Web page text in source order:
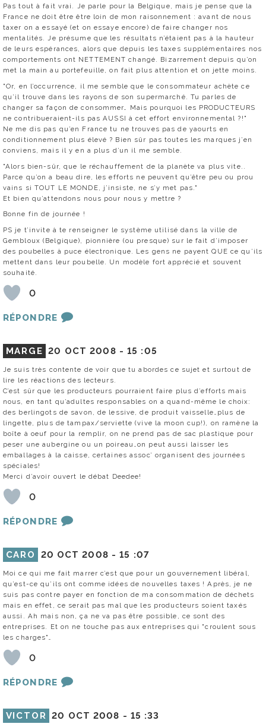
Pas tout à fait vrai. Je parle pour la Belgique, mais je pense que la
France ne doit être être loin de mon raisonnement : avant de nous
taxer on a essayé (et on essaye encore) de faire changer nos
mentalités. Je présume que les résultats n’étaient pas à la hauteur
de leurs espérances, alors que depuis les taxes supplémentaires nos
comportements ont NETTEMENT changé. Bizarrement depuis qu’on
met la main au portefeuille, on fait plus attention et on jette moins.
"Or, en l’occurrence, il me semble que le consommateur achète ce
qu’il trouve dans les rayons de son supermarché. Tu parles de
changer sa façon de consommer… Mais pourquoi les PRODUCTEURS
ne contribueraient-ils pas AUSSI à cet effort environnemental ?!"
Ne me dis pas qu’en France tu ne trouves pas de yaourts en
conditionnement plus élevé ? Bien sûr pas toutes les marques j’en
conviens, mais il y en a plus d’un il me semble.
"Alors bien-sûr, que le réchauffement de la planète va plus vite..
Parce qu’on a beau dire, les efforts ne peuvent qu’être peu ou prou
vains si TOUT LE MONDE, j’insiste, ne s’y met pas."
Et bien qu’attendons nous pour nous y mettre ?
Bonne fin de journée !
PS je t’invite à te renseigner le système utilisé dans la ville de
Gembloux (Belgique), pionnière (ou presque) sur le fait d’imposer
des poubelles à puce électronique. Les gens ne payent QUE ce qu’ils
mettent dans leur poubelle. Un modèle fort apprécié et souvent
souhaité.
0
RÉPONDRE
MARGE 20 OCT 2008 -15 :05
Je suis très contente de voir que tu abordes ce sujet et surtout de
lire les réactions des lecteurs.
C’est sûr que les producteurs pourraient faire plus d’efforts mais
nous, en tant qu’adultes responsables on a quand-même le choix:
des berlingots de savon, de lessive, de produit vaisselle…plus de
lingette, plus de tampax/serviette (vive la moon cup!), on ramène la
boîte à oeuf pour la remplir, on ne prend pas de sac plastique pour
peser une aubergine ou un poireau…on peut aussi laisser les
emballages à la caisse, certaines assoc’ organisent des journées
spéciales!
Merci d’avoir ouvert le débat Deedee!
0
RÉPONDRE
CARO 20 OCT 2008 -15 :07
Moi ce qui me fait marrer c’est que pour un gouvernement libéral,
qu’est-ce qu’ils ont comme idées de nouvelles taxes ! Après, je ne
suis pas contre payer en fonction de ma consommation de déchets
mais en effet, ce serait pas mal que les producteurs soient taxés
aussi. Ah mais non, ça ne va pas être possible, ce sont des
entreprises. Et on ne touche pas aux entreprises qui "croulent sous
les charges"…
0
RÉPONDRE
VICTOR 20 OCT 2008 - 15 :33